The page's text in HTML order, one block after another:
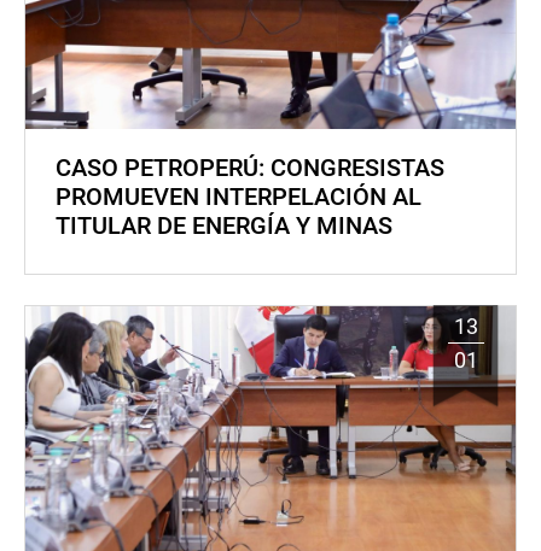
CASO PETROPERÚ: CONGRESISTAS
PROMUEVEN INTERPELACIÓN AL
TITULAR DE ENERGÍA Y MINAS
13
01